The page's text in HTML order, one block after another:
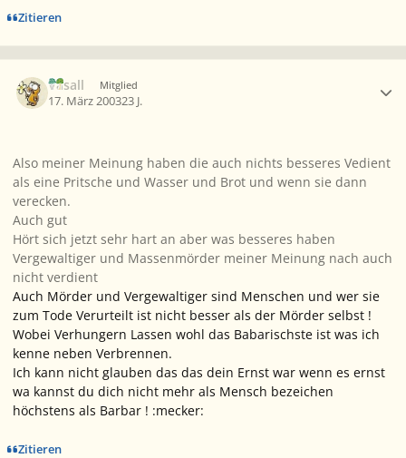
Zitieren
Vasall Mitglied
17. März 200323 J.
Also meiner Meinung haben die auch nichts besseres Vedient
als eine Pritsche und Wasser und Brot und wenn sie dann
verecken.
Auch gut
Hört sich jetzt sehr hart an aber was besseres haben
Vergewaltiger und Massenmörder meiner Meinung nach auch
nicht verdient
Auch Mörder und Vergewaltiger sind Menschen und wer sie
zum Tode Verurteilt ist nicht besser als der Mörder selbst !
Wobei Verhungern Lassen wohl das Babarischste ist was ich
kenne neben Verbrennen.
Ich kann nicht glauben das das dein Ernst war wenn es ernst
wa kannst du dich nicht mehr als Mensch bezeichen
höchstens als Barbar ! :mecker:
Zitieren